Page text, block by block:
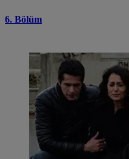
6. Bölüm